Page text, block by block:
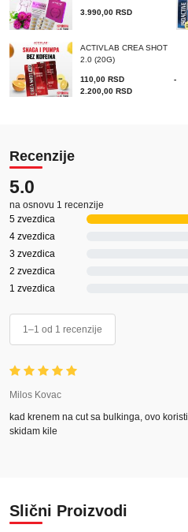
3.990,00 RSD
ACTIVLAB CREA SHOT
2.0 (20G)
110,00 RSD
-
2.200,00 RSD
Recenzije
5.0
na osnovu 1 recenzije
5 zvezdica
4 zvezdica
3 zvezdica
2 zvezdica
1 zvezdica
1–1 od 1 recenzije
Milos Kovac
kad krenem na cut sa bulkinga, ovo
skidam kile
Slični Proizvodi